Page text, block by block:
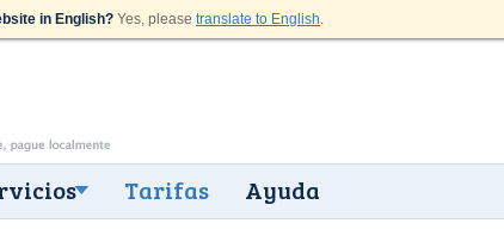
in English? Yes, please translate to English.
Tarifas Ayuda